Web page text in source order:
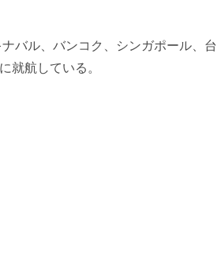
バル、バンコク、シンガポール、台
就航している。